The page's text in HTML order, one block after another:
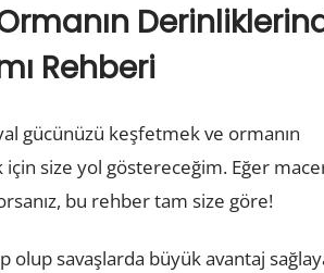
Rehberi
gücünüzü keşfetmek ve ormanın
size yol göstereceğim. Eğer
bu rehber tam size göre!
savaşlarda büyük avantaj